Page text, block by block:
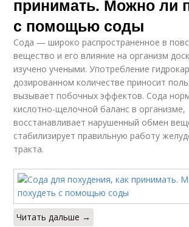
принимать. Можно ли
с помощью соды
Сода — широко распространенное в
вещество и его влияние на организм
изучено учеными. Употребление
дозированном количестве приносит
вызывает побочных эффектов. Сода
кислотно-щелочной баланс в организме,
восстанавливает нарушенный обмен
стабилизирует правильную работу
тракта.
Читать дальше →